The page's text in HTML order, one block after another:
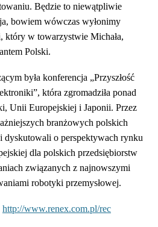
Będzie to niewątpliwie
bowiem wówczas wyłonimy
który w towarzystwie Michała,
Polski.
była konferencja „Przyszłość
która zgromadziła ponad
Unii Europejskiej i Japonii. Przez
branżowych polskich
dyskutowali o perspektywach rynku
dla polskich przedsiębiorstw
związanych z najnowszymi
robotyki przemysłowej.
http://www.renex.com.pl/rec